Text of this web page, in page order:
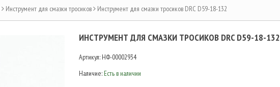
Инструмент для смазки тросиков Инструмент для смазки тросиков DRC D59-18-132
ИНСТРУМЕНТ ДЛЯ СМАЗКИ ТРОСИКОВ DRC D59-18-132
Артикул: НФ-00002934
Наличие: Есть в наличии